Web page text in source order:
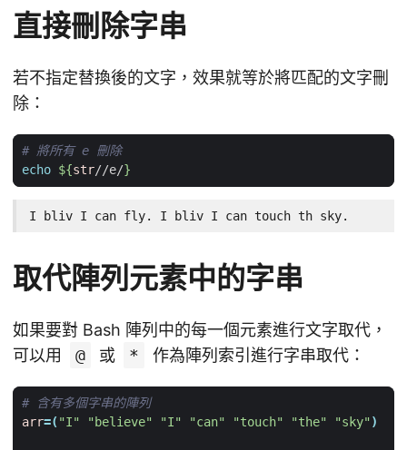
直接刪除字串
若不指定替換後的文字，效果就等於將匹配的文字刪
除：
# 將所有 e 刪除
echo ${str//e/}
I bliv I can fly. I bliv I can touch th sky.
取代陣列元素中的字串
如果要對 Bash 陣列中的每一個元素進行文字取代，
可以用
@ 或 * 作為陣列索引進行字串取代：
# 含有多個字串的陣列
arr=( "I" "believe" "I" "can" "touch" "the" "sky")